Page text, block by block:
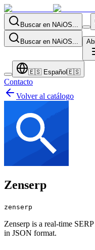
Buscar en NAiOS...
Buscar en NAiOS...
🇪🇸 Español 🇪🇸
Contacto
Volver al catálogo
Zenserp
zenserp
Zenserp is a real-time
in JSON format.